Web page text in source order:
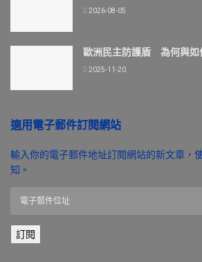
2026-08-05
歐洲民主防護盾 為何與如
2025-11-20
適用電子郵件訂閱網站
輸入你的電子郵件地址訂閱網站的新文章，
知。
郵
件訂閱